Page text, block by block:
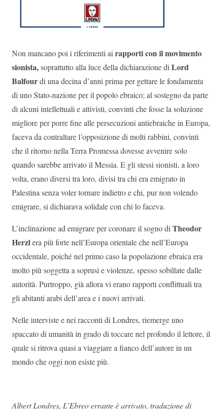
Non mancano poi i riferimenti airapporti con il movimento
sionista,soprattutto alla luce della dichiarazione diLord
Balfourdi una decina d’anni prima per gettare le fondamenta
di uno Stato-nazione per il popolo ebraico; al sostegno da parte
di alcuni intellettuali e attivisti, convinti che fosse la soluzione
migliore per porre fine alle persecuzioni antiebraiche in Europa,
faceva da contraltare l’opposizione di molti rabbini, convinti
che il ritorno nella Terra Promessa dovesse avvenire solo
quando sarebbe arrivato il Messia. E gli stessi sionisti, a loro
volta, erano diversi tra loro, divisi tra chi era emigrato in
Palestina senza voler tornare indietro e chi, pur non volendo
emigrare, si dichiarava solidale con chi lo faceva.
L’inclinazione ad emigrare per coronare il sogno diTheodor
Herzlera più forte nell’Europa orientale che nell’Europa
occidentale, poiché nel primo caso la popolazione ebraica era
molto più soggetta a soprusi e violenze, spesso sobillate dalle
autorità. Purtroppo, già allora vi erano rapporti conflittuali tra
gli abitanti arabi dell’area e i nuovi arrivati.
Nelle interviste e nei racconti di Londres, riemerge uno
spaccato di umanità in grado di toccare nel profondo il lettore, il
quale si ritrova quasi a viaggiare a fianco dell’autore in un
mondo che oggi non esiste più.
Albert Londres, L’Ebreo errante è arrivato, traduzione di